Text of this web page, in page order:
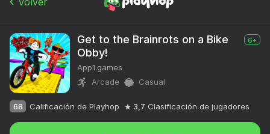
Get to the Brainrots on a Bike
Obby!
6+
App1.games
Arcade
Casual
68 Calificación de Playhop 3,7 Clasificación de jugadores